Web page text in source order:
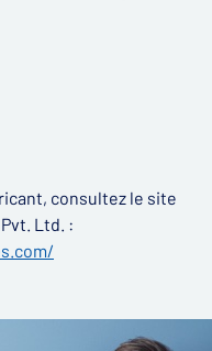
consultez le site
Ltd. :